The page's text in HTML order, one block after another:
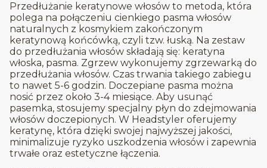
Przedłużanie keratynowe włosów to metoda, która
polega na połączeniu cienkiego pasma włosów
naturalnych z kosmykiem zakończonym
keratynową końcówką, czyli tzw. łuską. Na zestaw
do przedłużania włosów składają się: keratyna
włoska, pasma. Zgrzew wykonujemy zgrzewarką do
przedłużania włosów. Czas trwania takiego zabiegu
to nawet 5-6 godzin. Doczepiane pasma można
nosić przez około 3-4 miesiące. Aby usunąć
pasemka, stosujemy specjalny płyn do zdejmowania
włosów doczepionych. W Headstyler oferujemy
keratynę, która dzięki swojej najwyższej jakości,
minimalizuje ryzyko uszkodzenia włosów i zapewnia
trwałe oraz estetyczne łączenia.